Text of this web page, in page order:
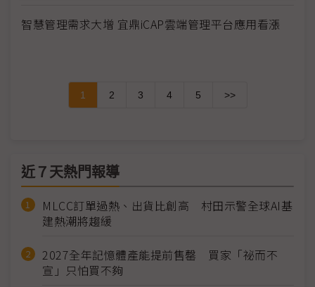
智慧管理需求大增 宜鼎iCAP雲端管理平台應用看漲
1 2 3 4 5 >>
近７天熱門報導
MLCC訂單過熱、出貨比創高 村田示警全球AI基
建熱潮將趨緩
2027全年記憶體產能提前售罄 買家「祕而不
宣」只怕買不夠